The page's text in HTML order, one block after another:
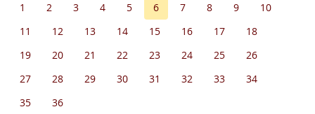
1 2 3 4 5 6 7 8 9
10
11
12 13 14 15 16 17
18
19
20 21 22 23 24 25
26
27
28 29 30 31 32 33
34
35
36